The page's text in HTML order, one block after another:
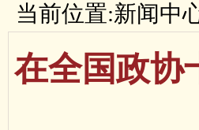
当前位置:新闻中
在全国政协